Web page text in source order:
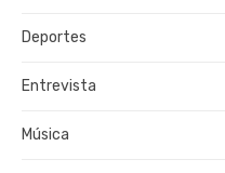
Deportes
Entrevista
Música